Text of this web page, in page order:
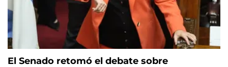
El Senado retomó el debate sobre